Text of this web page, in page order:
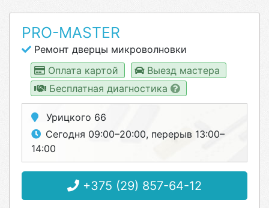
PRO-MASTER
Ремонт дверцы микроволновки
Оплата картой
Выезд мастера
Бесплатная диагностика
Урицкого 66
Сегодня 09:00–20:00, перерыв 13:00–
14:00
+375 (29) 857-64-12